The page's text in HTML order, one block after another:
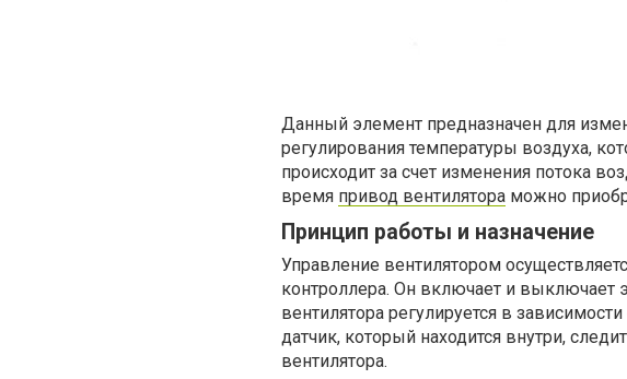
Данный элемент предназначен для
регулирования температуры воздуха,
происходит за счет изменения потока
время привод вентилятора можно
Принцип работы и назначение
Управление вентилятором
контроллера. Он включает и выключает
вентилятора регулируется в
датчик, который находится внутри,
вентилятора.